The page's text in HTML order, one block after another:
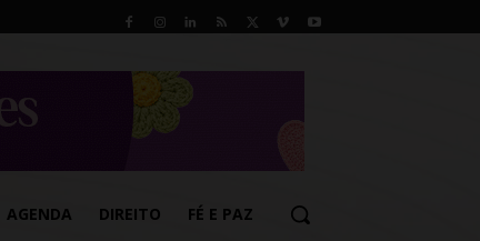
AGENDA DIREITO FÉ E PAZ